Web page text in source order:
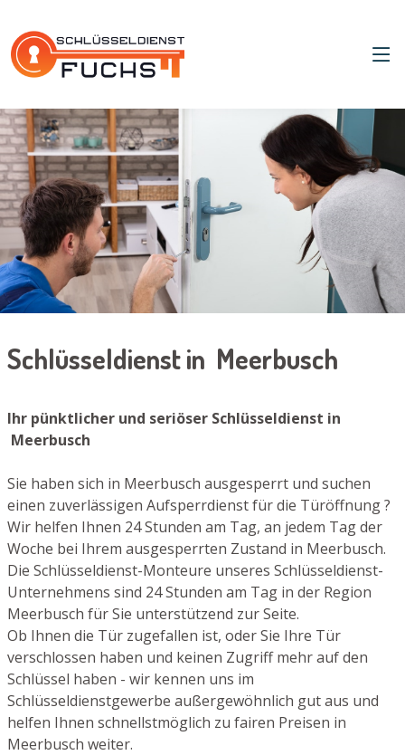
Schlüsseldienst in Meerbusch
Ihr pünktlicher und seriöser Schlüsseldienst in
Meerbusch
Sie haben sich in Meerbusch ausgesperrt und suchen
einen zuverlässigen Aufsperrdienst für die Türöffnung ?
Wir helfen Ihnen 24 Stunden am Tag, an jedem Tag der
Woche bei Ihrem ausgesperrten Zustand in Meerbusch.
Die Schlüsseldienst-Monteure unseres Schlüsseldienst-
Unternehmens sind 24 Stunden am Tag in der Region
Meerbusch für Sie unterstützend zur Seite.
Ob Ihnen die Tür zugefallen ist, oder Sie Ihre Tür
verschlossen haben und keinen Zugriff mehr auf den
Schlüssel haben - wir kennen uns im
Schlüsseldienstgewerbe außergewöhnlich gut aus und
helfen Ihnen schnellstmöglich zu fairen Preisen in
Meerbusch weiter.